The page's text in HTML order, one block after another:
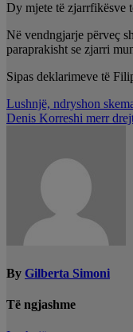
Dy mjete të zjarrfikësve
Në vendngjarje përveç
paraprakisht se zjarri
Sipas deklarimeve të
Lëvizje
te
Lushnjë, ndryshon
Denis Korreshi merr
By Gilberta Simoni
Të ngjashme